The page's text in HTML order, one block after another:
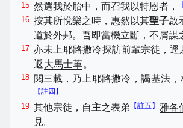
15 然選我於胎中，而召我以特恩者，
16 按其所悅樂之時，惠然以其聖子啟
道於外邦。吾即當機立斷，不屑謀
17 亦未上耶路撒冷探訪前輩宗徒，逕
返 大馬士革。
18 閱三載，乃上耶路撒冷 ，謁基法
【註四】
19 其他宗徒，自主之表弟 【註五】 雅各
見。